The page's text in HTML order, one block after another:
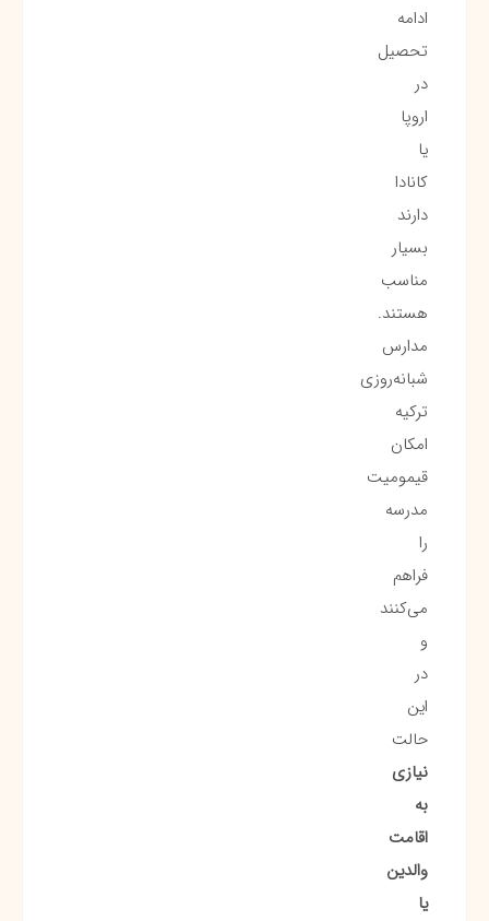
ادامه
تحصیل
در
اروپا
یا
کانادا
دارند
بسیار
مناسب
هستند.
مدارس
شبانه‌روزی
ترکیه
امکان
قیمومیت
مدرسه
را
فراهم
می‌کنند
و
در
این
حالت
نیازی
به
اقامت
والدین
یا